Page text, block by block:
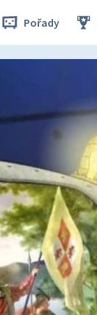
Pořady